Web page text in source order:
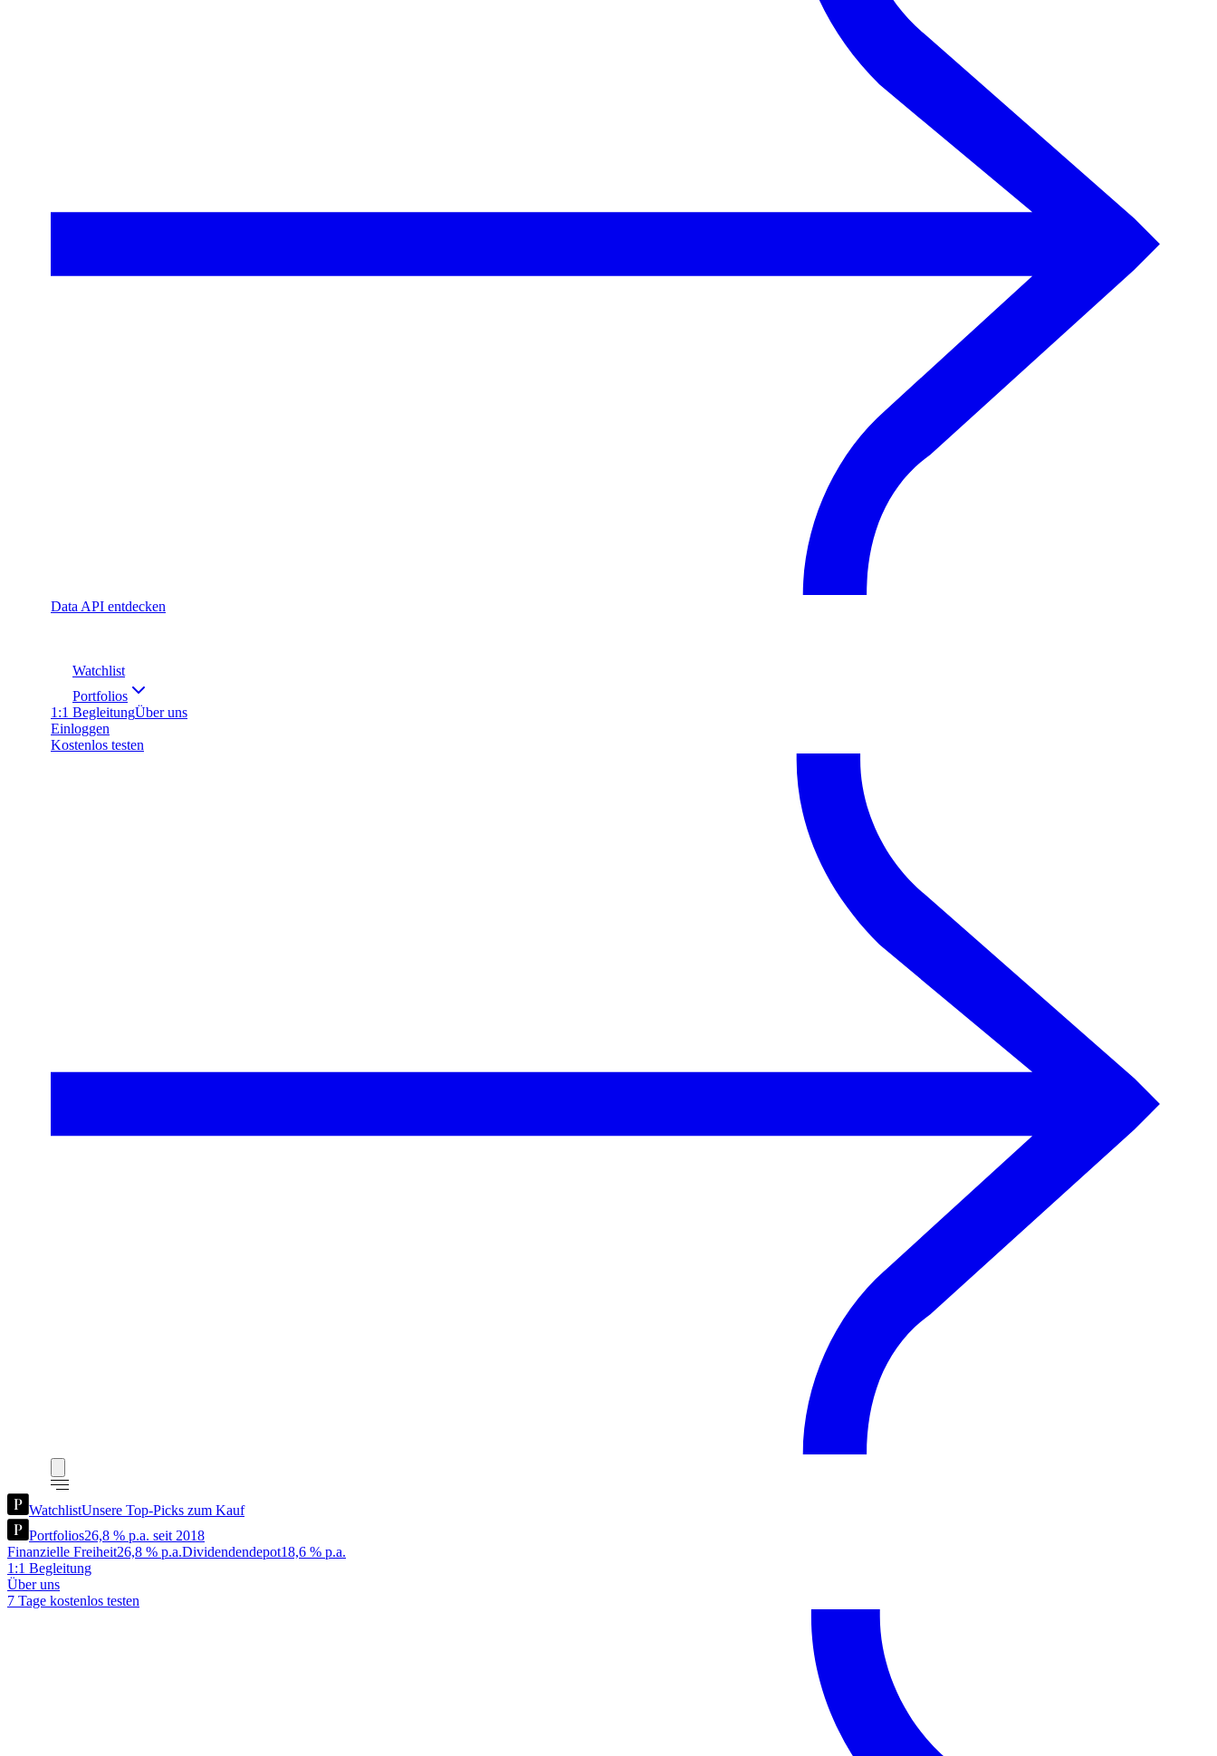
Data API entdecken
Watchlist
Portfolios
1:1 BegleitungÜber uns
Einloggen
Kostenlos testen
WatchlistUnsere Top-Picks zum Kauf
Portfolios26,8 % p.a. seit 2018
Finanzielle Freiheit26,8 % p.a.Dividendendepot18,6 % p.a.
1:1 Begleitung
Über uns
7 Tage kostenlos testen